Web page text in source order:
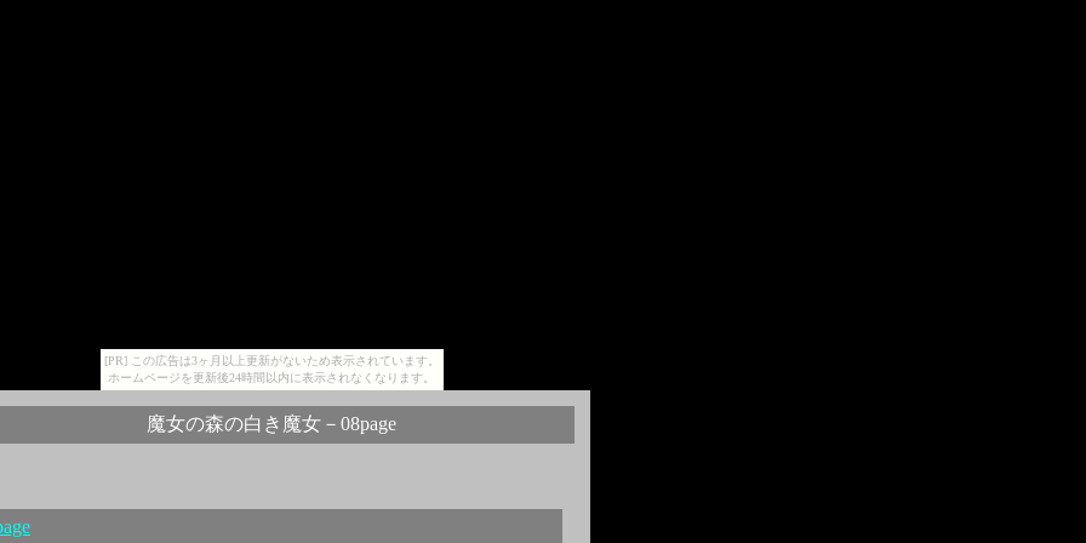
[PR] この広告は3ヶ月以上更新がないため表示されています。
ホームページを更新後24時間以内に表示されなくなります。
魔女の森の白き魔女－08page